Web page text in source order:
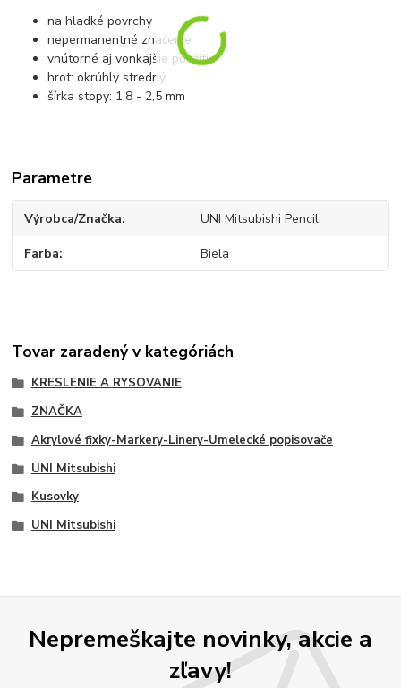
na hladké povrchy
nepermanentné značenie
vnútorné aj vonkajšie použitie
hrot: okrúhly stredný
šírka stopy: 1,8 - 2,5 mm
Parametre
Výrobca/Značka UNI Mitsubishi Pencil
Farba Biela
Tovar zaradený v kategóriách
KRESLENIE A RYSOVANIE
ZNAČKA
Akrylové fixky-Markery-Linery-Umelecké popisovače
UNI Mitsubishi
Kusovky
UNI Mitsubishi
Nepremeškajte novinky, akcie a
zľavy!